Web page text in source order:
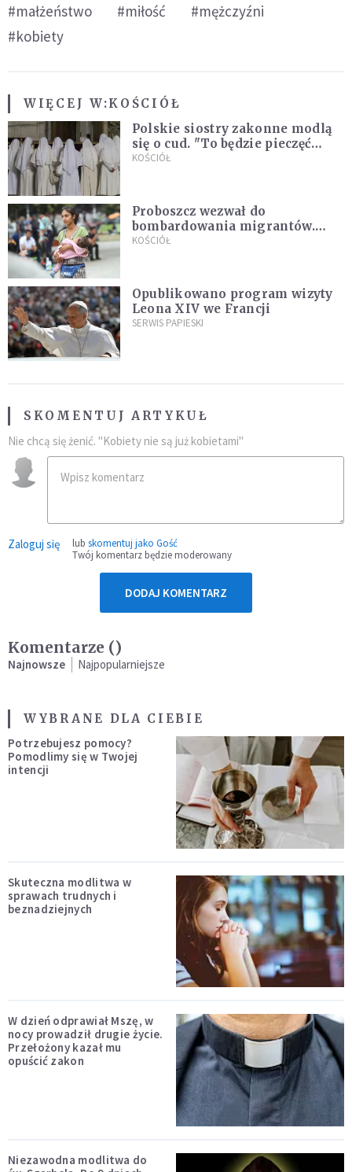
#małżeństwo #miłość
#mężczyźni
#kobiety
WIĘCEJ W:KOŚCIÓŁ
Polskie siostry zakonne modlą
się o cud. "To będzie pieczęć
Pana Boga dla naszej wiary"
KOŚCIÓŁ
Proboszcz wezwał do
bombardowania migrantów.
"Masowy ogień przeciwko
KOŚCIÓŁ
Opublikowano program wizyty
Leona XIV we Francji
SERWIS PAPIESKI
SKOMENTUJ ARTYKUŁ
Nie chcą się żenić. "Kobiety nie są już kobietami"
Zaloguj się lub skomentuj jako Gość
Twój komentarz będzie moderowany
DODAJ KOMENTARZ
Komentarze ()
Najnowsze Najpopularniejsze
WYBRANE DLA CIEBIE
Potrzebujesz pomocy?
Pomodlimy się w Twojej
intencji
Skuteczna modlitwa w
sprawach trudnych i
beznadziejnych
W dzień odprawiał Mszę, w
nocy prowadził drugie życie.
Przełożony kazał mu
opuścić zakon
Niezawodna modlitwa do